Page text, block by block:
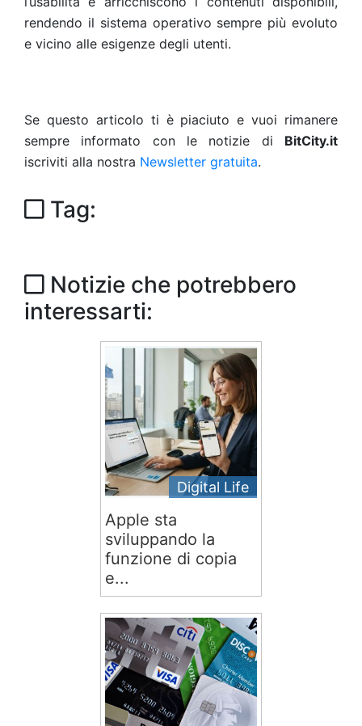
rendendo il sistema operativo sempre più evoluto
e vicino alle esigenze degli utenti.
Se questo articolo ti è piaciuto e vuoi rimanere
sempre informato con le notizie di BitCity.it
iscriviti alla nostra Newsletter gratuita.
Tag:
Notizie che potrebbero
interessarti:
Digital Life
Apple sta
sviluppando la
funzione di copia
e...